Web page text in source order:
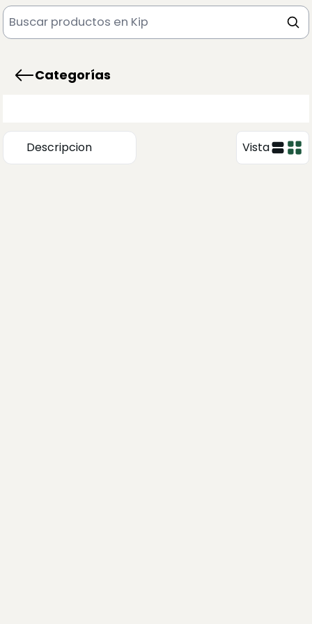
Categorías
Descripcion Vista